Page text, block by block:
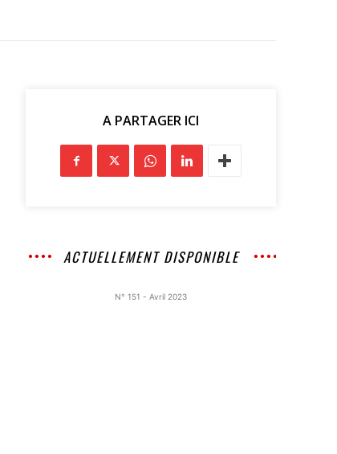
A PARTAGER ICI
ACTUELLEMENT DISPONIBLE
N° 151 - Avril 2023